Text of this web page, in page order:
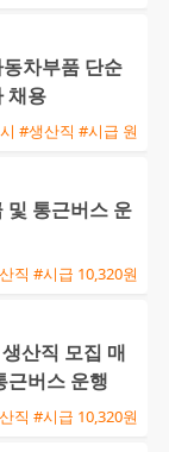
차부품 단순
채용
#생산직 #시급 원
및 통근버스 운
직 #시급 10,320원
산직 모집 매
근버스 운행
직 #시급 10,320원